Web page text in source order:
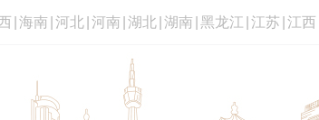
海南 河北 河南 湖北 湖南 黑龙江 江苏 江西